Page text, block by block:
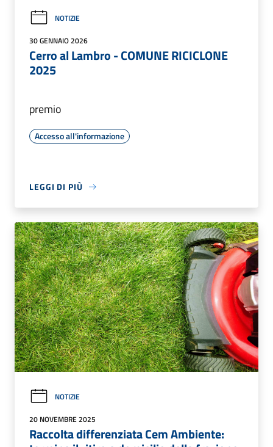
NOTIZIE
30 GENNAIO 2026
Cerro al Lambro - COMUNE RICICLONE
2025
premio
Accesso all'informazione
LEGGI DI PIÙ
NOTIZIE
20 NOVEMBRE 2025
Raccolta differenziata Cem Ambiente: